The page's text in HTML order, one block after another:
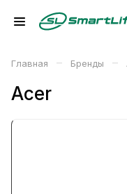
Главная – Бренды –
Acer